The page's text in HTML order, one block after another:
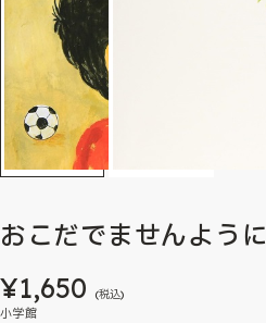
おこだでませんように
¥1,650 (税込)
小学館